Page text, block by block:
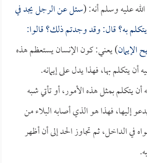
عليه وسلم أنه: (سئل عن الرجل يجد في
به؟ قال: وقد وجدتم ذلك؟ قالوا:
) يعني: كون الإنسان يستعظم هذه
يتكلم بها، فهذا يدل على إيمانه.
يتكلم بمثل هذه الأمور، أو تأتي شبه
إليها، فهذا هو الذي أصابه البلاء من
في الداخل، ثم تجاوز الحد إلى أن أظهر